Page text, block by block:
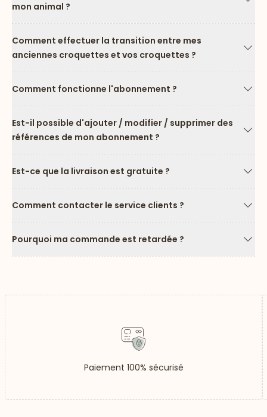
mon animal ?
Comment effectuer la transition entre mes
anciennes croquettes et vos croquettes ?
Comment fonctionne l'abonnement ?
Est-il possible d'ajouter / modifier / supprimer des
références de mon abonnement ?
Est-ce que la livraison est gratuite ?
Comment contacter le service clients ?
Pourquoi ma commande est retardée ?
Paiement 100% sécurisé